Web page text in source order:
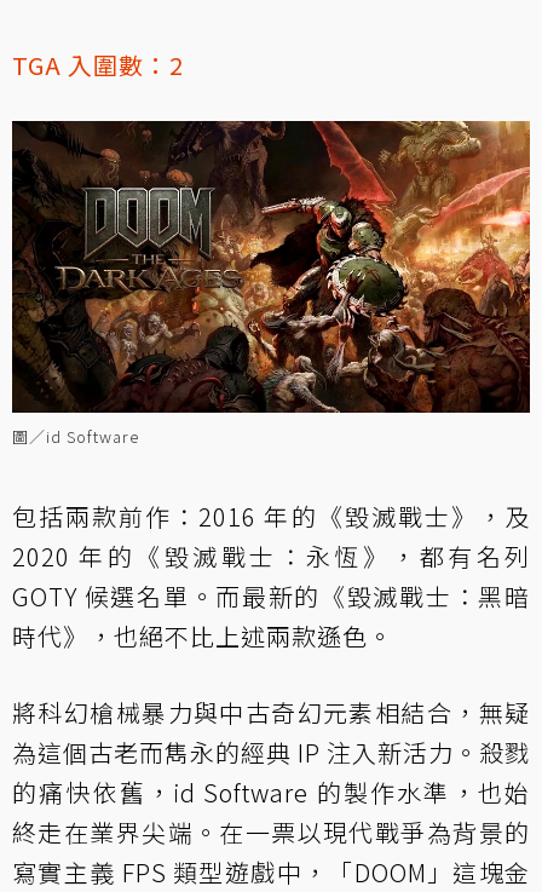
TGA 入圍數：2
圖／id Software
包括兩款前作：2016 年的《毀滅戰士》，及
2020 年的《毀滅戰士：永恆》，都有名列
GOTY 候選名單。而最新的《毀滅戰士：黑暗
時代》，也絕不比上述兩款遜色。
將科幻槍械暴力與中古奇幻元素相結合，無疑
為這個古老而雋永的經典 IP 注入新活力。殺戮
的痛快依舊，id Software 的製作水準，也始
終走在業界尖端。在一票以現代戰爭為背景的
寫實主義 FPS 類型遊戲中，「DOOM」這塊金